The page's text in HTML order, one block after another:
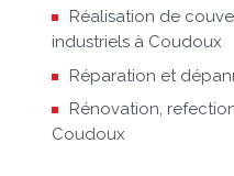
Réalisation de
industriels à Coudoux
Réparation et
Rénovation,
Coudoux